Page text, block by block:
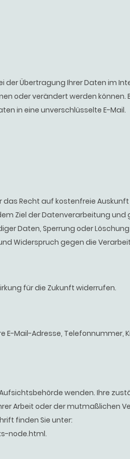
der Übertragung Ihrer Daten im
oder verändert werden können.
in eine unverschlüsselte E-Mail.
Recht auf kostenfreie Auskunft
Ziel der Datenverarbeitung und
Daten, Sperrung oder Löschung
Widerspruch gegen die
für die Zukunft widerrufen.
E-Mail-Adresse, Telefonnummer,
wenden. Ihre
Arbeit oder der mutmaßlichen
finden Sie unter:
node.html.